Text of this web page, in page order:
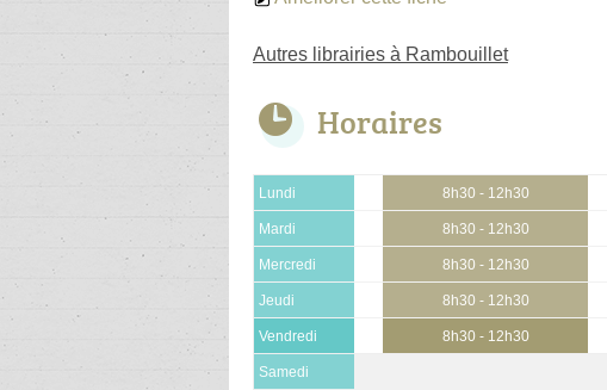
Autres librairies à Rambouillet
Horaires
Lundi 8h30 - 12h30
Mardi 8h30 - 12h30
Mercredi 8h30 - 12h30
Jeudi 8h30 - 12h30
Vendredi 8h30 - 12h30
Samedi